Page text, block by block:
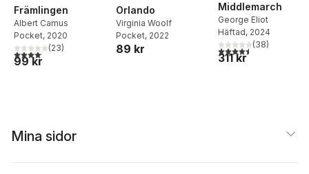
Främlingen
Albert Camus
Pocket, 2020
4,1utav 5 stjärnor. Totalt antal röster:
(23)
99 kr
Orlando
Virginia Woolf
Pocket, 2022
89 kr
Middlemarch
George Eliot
Häftad, 2024
4,5utav 5 stjärnor.
(38)
311 kr
Mina sidor